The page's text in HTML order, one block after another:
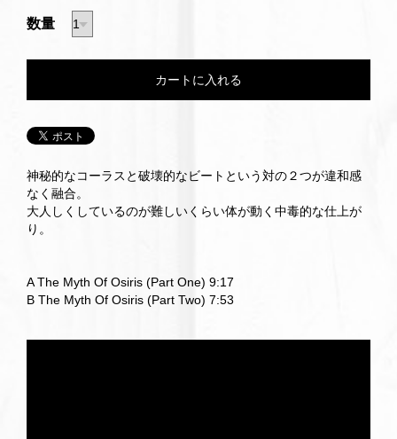
数量
神秘的なコーラスと破壊的なビートという対の２つが違和感
なく融合。
大人しくしているのが難しいくらい体が動く中毒的な仕上が
り。
A The Myth Of Osiris (Part One) 9:17
B The Myth Of Osiris (Part Two) 7:53